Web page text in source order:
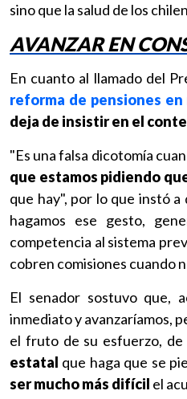
sino que la salud de los
AVANZAR EN
En cuanto al llamado del
reforma de pensiones en
deja de insistir en el
"Es una falsa dicotomía
que estamos pidiendo
que hay", por lo que instó
hagamos ese gesto,
competencia al sistema
cobren comisiones cuando
El senador sostuvo que,
inmediato y avanzaríamos,
el fruto de su esfuerzo,
estatal que haga que se
ser mucho más difícil el